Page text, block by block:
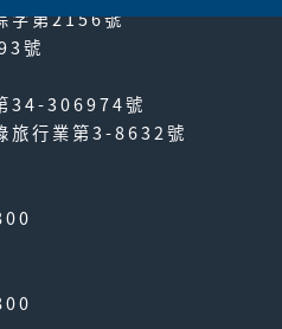
字第2156號
號
34-306974號
旅行業第3-8632號